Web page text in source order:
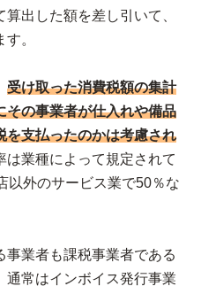
出した額を差し引いて、
。
受け取った消費税額の集計
その事業者が仕入れや備品
を支払ったのかは考慮され
は業種によって規定されて
以外のサービス業で50％な
業者も課税事業者である
通常はインボイス発行事業